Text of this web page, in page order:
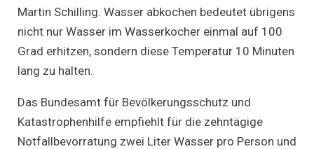
Martin Schilling. Wasser abkochen bedeutet übrigens
nicht nur Wasser im Wasserkocher einmal auf 100
Grad erhitzen, sondern diese Temperatur 10 Minuten
lang zu halten.
Das Bundesamt für Bevölkerungsschutz und
Katastrophenhilfe empfiehlt für die zehntägige
Notfallbevorratung zwei Liter Wasser pro Person und